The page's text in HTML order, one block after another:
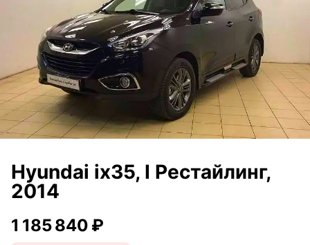
Hyundai ix35, I Рестайлинг,
2014
1 185 840 ₽